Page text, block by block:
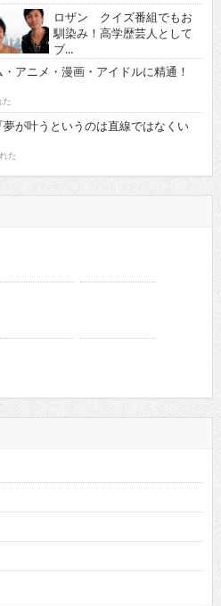
ロザン クイズ番組でもお
馴染み！高学歴芸人として
ブ...
アニメ・漫画・アイドルに精通！
が叶うというのは直線ではなくい
た